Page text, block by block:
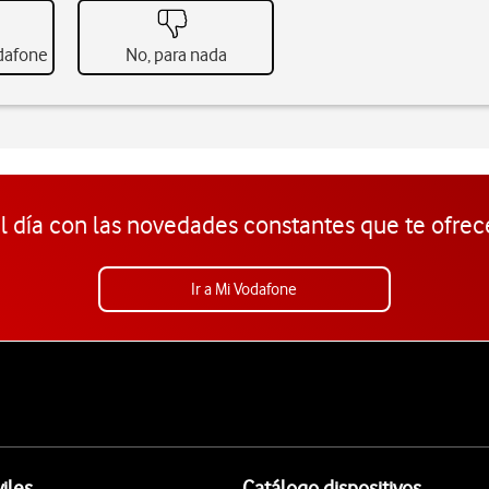
No, para nada
día con las novedades constantes que te
Ir a Mi Vodafone